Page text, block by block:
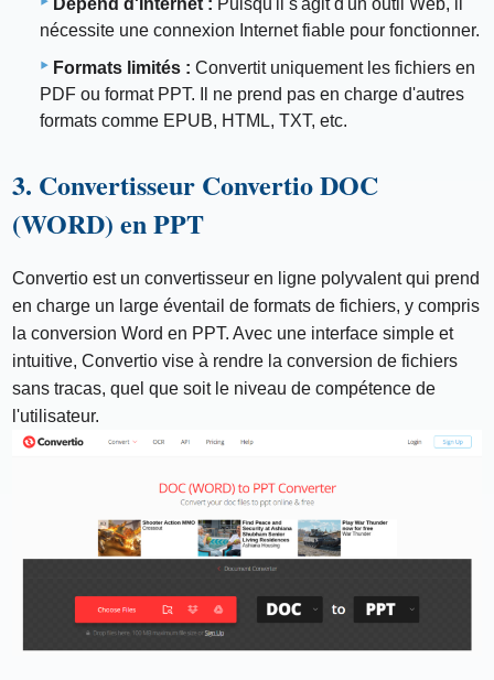
nécessite une connexion Internet fiable pour fonctionner.
Formats limités : Convertit uniquement les fichiers en
PDF ou format PPT. Il ne prend pas en charge d'autres
formats comme EPUB, HTML, TXT, etc.
3. Convertisseur Convertio DOC
(WORD) en PPT
Convertio est un convertisseur en ligne polyvalent qui prend
en charge un large éventail de formats de fichiers, y compris
la conversion Word en PPT. Avec une interface simple et
intuitive, Convertio vise à rendre la conversion de fichiers
sans tracas, quel que soit le niveau de compétence de
l'utilisateur.